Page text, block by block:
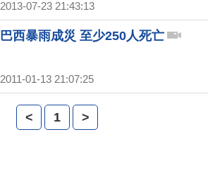
2013-07-23 21:43:13
巴西暴雨成災 至少250人死亡
2011-01-13 21:07:25
< 1 >